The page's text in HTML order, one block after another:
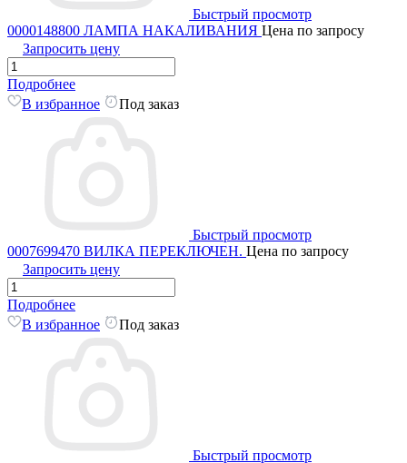
Быстрый просмотр
0000148800 ЛАМПА НАКАЛИВАНИЯ Цена по запросу
Запросить цену
Подробнее
В избранное
Под заказ
Быстрый просмотр
0007699470 ВИЛКА ПЕРЕКЛЮЧЕН. Цена по запросу
Запросить цену
Подробнее
В избранное
Под заказ
Быстрый просмотр